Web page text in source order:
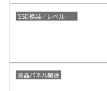
SSD換装／レベルアップ
液晶パネル関連